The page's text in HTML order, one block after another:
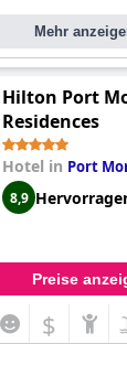
Mehr
Hilton Port
Residences
Hotel in Port
8,9
Preise
$